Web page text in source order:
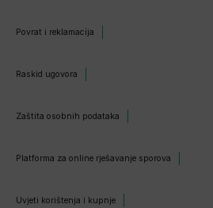
Povrat i reklamacija
Raskid ugovora
Zaštita osobnih podataka
Platforma za online rješavanje sporova
Uvjeti korištenja i kupnje